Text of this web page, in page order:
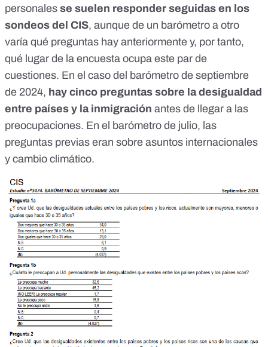
personales se suelen responder seguidas en los
sondeos del CIS, aunque de un barómetro a otro
varía qué preguntas hay anteriormente y, por tanto,
qué lugar de la encuesta ocupa este par de
cuestiones. En el caso del barómetro de septiembre
de 2024, hay cinco preguntas sobre la desigualdad
entre países y la inmigración antes de llegar a las
preocupaciones. En el barómetro de julio, las
preguntas previas eran sobre asuntos internacionales
y cambio climático.